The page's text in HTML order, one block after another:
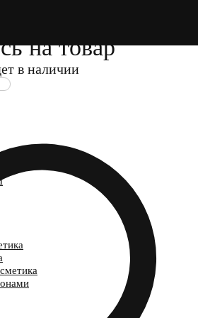
на товар
в наличии